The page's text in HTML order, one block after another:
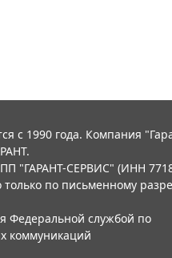
с 1990 года. Компания
"ГАРАНТ-СЕРВИС" (ИНН
по письменному
Федеральной службой по
коммуникаций